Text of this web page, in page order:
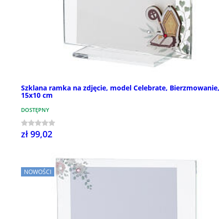
Szklana ramka na zdjęcie, model Celebrate, Bierzmowanie,
15x10 cm
DOSTĘPNY
zł 99,02
NOWOŚCI